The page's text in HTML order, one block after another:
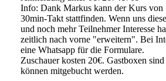
Info: Dank Markus kann der Kurs
30min-Takt stattfinden. Wenn uns
und noch mehr Teilnehmer Interesse
zeitlich nach vorne "erweitern". Bei
eine Whatsapp für die Formulare.
Zuschauer kosten 20€. Gastboxen
können mitgebucht werden.